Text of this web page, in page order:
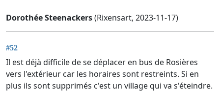
Dorothée Steenackers(Rixensart, 2023-11-17)
#52
Il est déjà difficile de se déplacer en bus de Rosières
vers l'extérieur car les horaires sont restreints. Si en
plus ils sont supprimés c'est un village qui va s'éteindre.